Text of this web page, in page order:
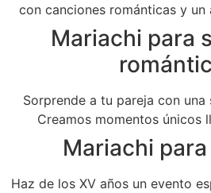
con canciones románticas y un
Mariachi para
Sorprende a tu pareja con una
Creamos momentos únicos
Mariachi para
Haz de los XV años un evento